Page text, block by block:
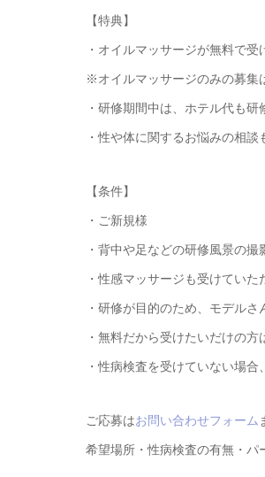
【特典】
・オイルマッサージが無料で受
※オイルマッサージのみの募集
・研修期間中は、ホテル代も
・性や体に関するお悩みの相談
【条件】
・ご新規様
・背中や足などの研修風景の撮
・性感マッサージも受けていた
・研修が目的のため、モデル
・無料だから受けたいだけの
・性病検査を受けていない場
ご応募はお問い合わせフォーム
希望場所・性病検査の有無・パ